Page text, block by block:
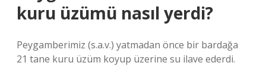
kuru üzümü nasıl yerdi?
Peygamberimiz (s.a.v.) yatmadan önce bir bardağa
21 tane kuru üzüm koyup üzerine su ilave ederdi.